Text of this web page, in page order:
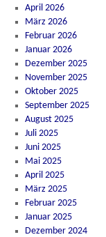
April 2026
März 2026
Februar 2026
Januar 2026
Dezember 2025
November 2025
Oktober 2025
September 2025
August 2025
Juli 2025
Juni 2025
Mai 2025
April 2025
März 2025
Februar 2025
Januar 2025
Dezember 2024